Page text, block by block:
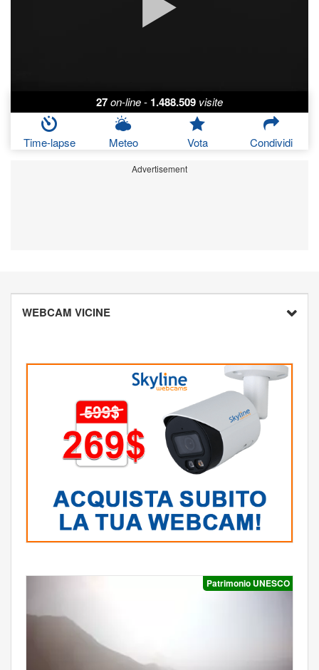
27on-line- 1.488.509 visite
Time-lapse Meteo Vota Condividi
Advertisement
WEBCAM VICINE
Patrimonio UNESCO